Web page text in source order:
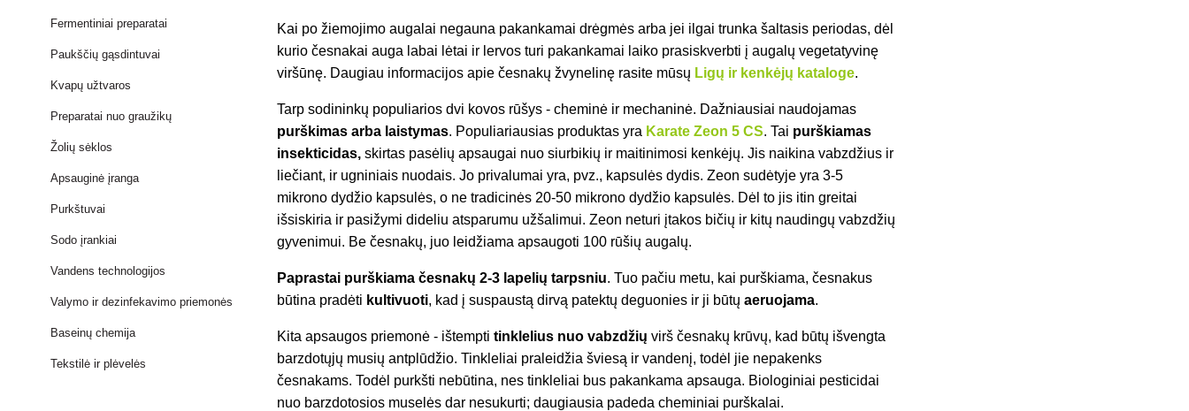
Fermentiniai preparatai
Paukščių gąsdintuvai
Kvapų užtvaros
Preparatai nuo graužikų
Žolių sėklos
Apsauginė įranga
Purkštuvai
Sodo įrankiai
Vandens technologijos
Valymo ir dezinfekavimo priemonės
Baseinų chemija
Tekstilė ir plėvelės
Kai po žiemojimo augalai negauna pakankamai drėgmės arba jei ilgai trunka šaltasis periodas, dėl
kurio česnakai auga labai lėtai ir lervos turi pakankamai laiko prasiskverbti į augalų vegetatyvinę
viršūnę. Daugiau informacijos apie česnakų žvynelinę rasite mūsų Ligų ir kenkėjų kataloge.
Tarp sodininkų populiarios dvi kovos rūšys - cheminė ir mechaninė. Dažniausiai naudojamas
purškimas arba laistymas. Populiariausias produktas yra Karate Zeon 5 CS. Tai purškiamas
insekticidas, skirtas pasėlių apsaugai nuo siurbikių ir maitinimosi kenkėjų. Jis naikina vabzdžius ir
liečiant, ir ugniniais nuodais. Jo privalumai yra, pvz., kapsulės dydis. Zeon sudėtyje yra 3-5
mikrono dydžio kapsulės, o ne tradicinės 20-50 mikrono dydžio kapsulės. Dėl to jis itin greitai
išsiskiria ir pasižymi dideliu atsparumu užšalimui. Zeon neturi įtakos bičių ir kitų naudingų vabzdžių
gyvenimui. Be česnakų, juo leidžiama apsaugoti 100 rūšių augalų.
Paprastai purškiama česnakų 2-3 lapelių tarpsniu. Tuo pačiu metu, kai purškiama, česnakus
būtina pradėti kultivuoti, kad į suspaustą dirvą patektų deguonies ir ji būtųaeruojama.
Kita apsaugos priemonė - ištemptitinklelius nuo vabzdžių virš česnakų krūvų, kad būtų išvengta
barzdotųjų musių antplūdžio. Tinkleliai praleidžia šviesą ir vandenį, todėl jie nepakenks
česnakams. Todėl purkšti nebūtina, nes tinkleliai bus pakankama apsauga. Biologiniai pesticidai
nuo barzdotosios muselės dar nesukurti; daugiausia padeda cheminiai purškalai.